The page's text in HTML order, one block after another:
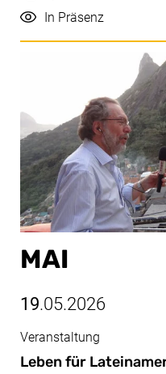
Durchführung
In Präsenz
MAI
19.05.2026
Mai, 19.05.2026
Leben für
Veranstaltung